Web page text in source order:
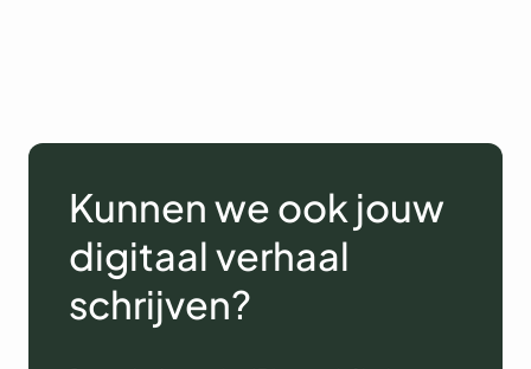
Kunnen we ook jouw
digitaal verhaal
schrijven?